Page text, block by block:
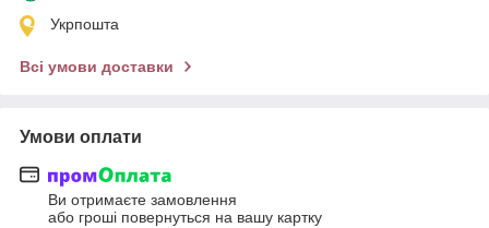
Укрпошта
Всі умови доставки
Умови оплати
Ви отримаєте замовлення
або гроші повернуться на вашу картку